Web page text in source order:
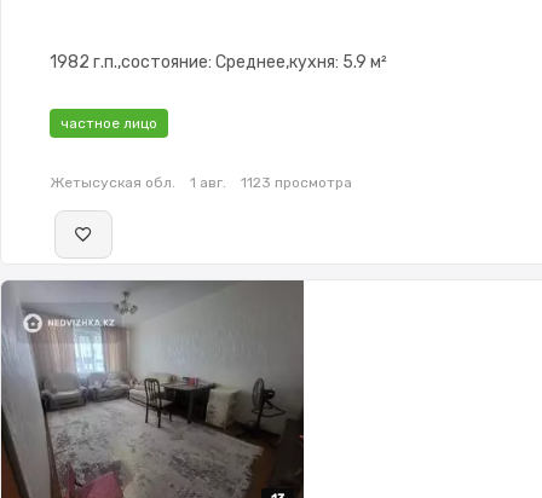
1982 г.п.,состояние: Среднее,кухня: 5.9 м²
частное лицо
Жетысуская обл. 1 авг. 1123 просмотра